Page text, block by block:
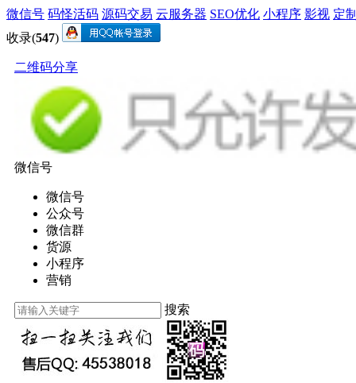
微信号 码怪活码 源码交易 云服务器 SEO优化 小程序 影视 定
收录(547)
二维码分享
微信号
微信号
公众号
微信群
货源
小程序
营销
搜索